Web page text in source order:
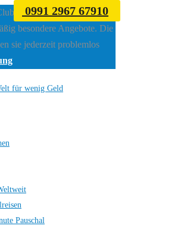
0991 2967 67910
Mitglied beim Travelclub
besondere Angebote. Die
sie jederzeit problemlos
Pauschal